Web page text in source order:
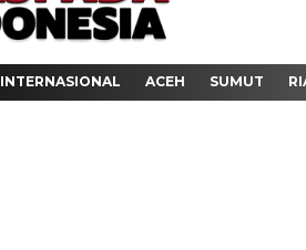
INTERNASIONAL ACEH SUMUT